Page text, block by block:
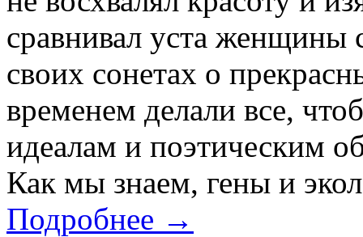
сравнивал уста женщины
своих сонетах о
временем делали все,
идеалам и поэтическим
Как мы знаем, гены и
Подробнее →